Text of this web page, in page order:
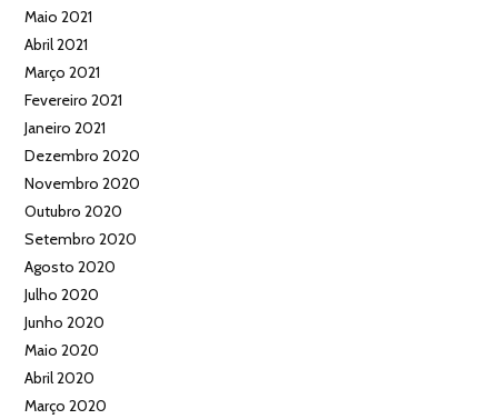
Maio 2021
Abril 2021
Março 2021
Fevereiro 2021
Janeiro 2021
Dezembro 2020
Novembro 2020
Outubro 2020
Setembro 2020
Agosto 2020
Julho 2020
Junho 2020
Maio 2020
Abril 2020
Março 2020